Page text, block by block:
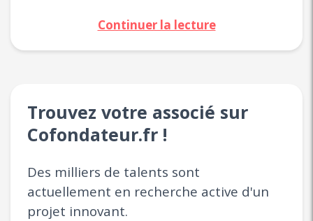
Continuer la lecture
Trouvez votre associé sur
Cofondateur.fr !
Des milliers de talents sont
actuellement en recherche active d'un
projet innovant.